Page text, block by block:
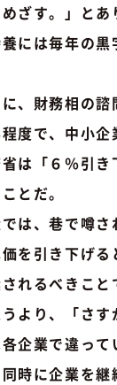
ざす。」と
は毎年の
財務相の
度で、中小
は「６％引
とだ。
は、巷で噂
を引き下げ
れるべきこ
より、「さ
企業で違っ
時に企業を